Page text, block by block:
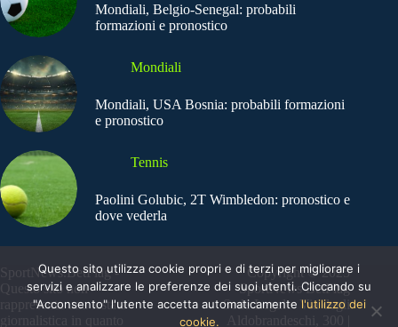
Mondiali, Belgio-Senegal: probabili
formazioni e pronostico
Mondiali
Mondiali, USA Bosnia: probabili formazioni
e pronostico
Tennis
Paolini Golubic, 2T Wimbledon: pronostico e
dove vederla
SportNews.BetFlag -
Questo sito non
rappresenta una testata
giornalistica in quanto
Copyright © 2025
SportNews BetFlag
Sede Legale: Via degli
Aldobrandeschi, 300 |
Questo sito utilizza cookie propri e di terzi per migliorare i
servizi e analizzare le preferenze dei suoi utenti. Cliccando su
"Acconsento" l'utente accetta automaticamente l'utilizzo dei
cookie.